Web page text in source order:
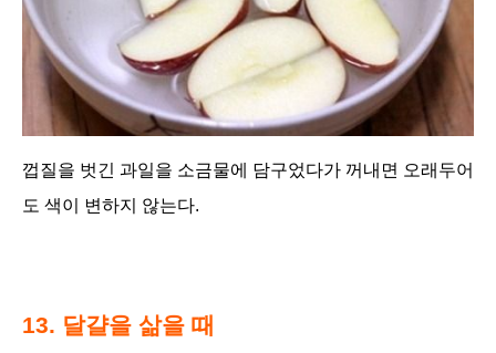
껍질을 벗긴 과일을 소금물에 담구었다가 꺼내면 오래두어
도 색이 변하지 않는다.
13. 달걀을 삶을 때